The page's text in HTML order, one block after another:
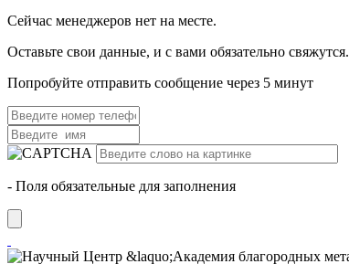
Cейчас менеджеров нет на месте.
Оставьте свои данные, и с вами обязательно свяжутся.
Попробуйте отправить сообщение через 5 минут
- Поля обязательные для заполнения